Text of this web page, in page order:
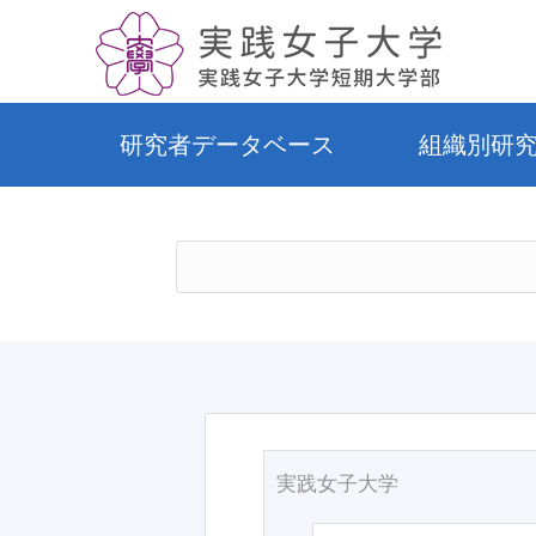
研究者データベース 組織別研
実践女子大学